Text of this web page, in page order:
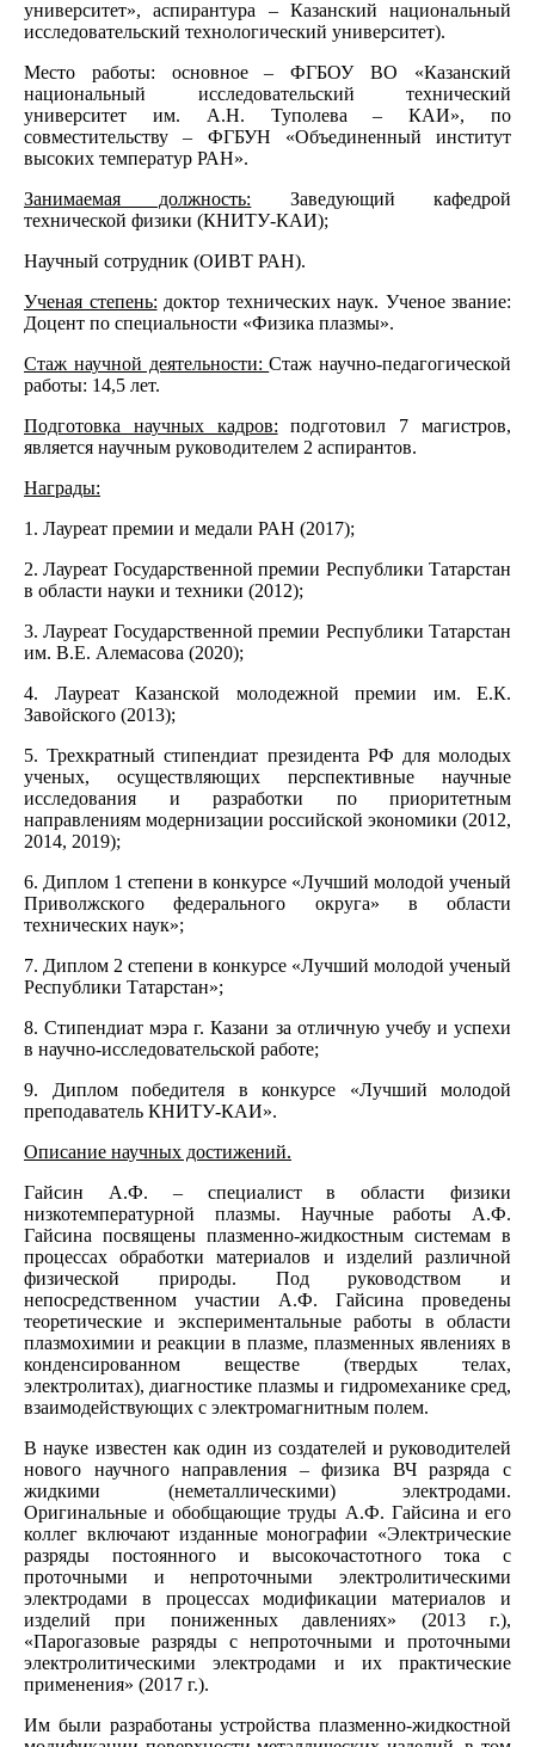
университет», аспирантура – Казанский национальный
исследовательский технологический университет).
Место работы: основное – ФГБОУ ВО «Казанский
национальный исследовательский технический
университет им. А.Н. Туполева – КАИ», по
совместительству – ФГБУН «Объединенный институт
высоких температур РАН».
Занимаемая должность: Заведующий кафедрой
технической физики (КНИТУ-КАИ);
Научный сотрудник (ОИВТ РАН).
Ученая степень: доктор технических наук. Ученое звание:
Доцент по специальности «Физика плазмы».
Стаж научной деятельности:Стаж научно-педагогической
работы: 14,5 лет.
Подготовка научных кадров: подготовил 7 магистров,
является научным руководителем 2 аспирантов.
Награды:
1. Лауреат премии и медали РАН (2017);
2. Лауреат Государственной премии Республики Татарстан
в области науки и техники (2012);
3. Лауреат Государственной премии Республики Татарстан
им. В.Е. Алемасова (2020);
4. Лауреат Казанской молодежной премии им. Е.К.
Завойского (2013);
5. Трехкратный стипендиат президента РФ для молодых
ученых, осуществляющих перспективные научные
исследования и разработки по приоритетным
направлениям модернизации российской экономики (2012,
2014, 2019);
6. Диплом 1 степени в конкурсе «Лучший молодой ученый
Приволжского федерального округа» в области
технических наук»;
7. Диплом 2 степени в конкурсе «Лучший молодой ученый
Республики Татарстан»;
8. Стипендиат мэра г. Казани за отличную учебу и успехи
в научно-исследовательской работе;
9. Диплом победителя в конкурсе «Лучший молодой
преподаватель КНИТУ-КАИ».
Описание научных достижений.
Гайсин А.Ф. – специалист в области физики
низкотемпературной плазмы. Научные работы А.Ф.
Гайсина посвящены плазменно-жидкостным системам в
процессах обработки материалов и изделий различной
физической природы. Под руководством и
непосредственном участии А.Ф. Гайсина проведены
теоретические и экспериментальные работы в области
плазмохимии и реакции в плазме, плазменных явлениях в
конденсированном веществе (твердых телах,
электролитах), диагностике плазмы и гидромеханике сред,
взаимодействующих с электромагнитным полем.
В науке известен как один из создателей и руководителей
нового научного направления – физика ВЧ разряда с
жидкими (неметаллическими) электродами.
Оригинальные и обобщающие труды А.Ф. Гайсина и его
коллег включают изданные монографии «Электрические
разряды постоянного и высокочастотного тока с
проточными и непроточными электролитическими
электродами в процессах модификации материалов и
изделий при пониженных давлениях» (2013 г.),
«Парогазовые разряды с непроточными и проточными
электролитическими электродами и их практические
применения» (2017 г.).
Им были разработаны устройства плазменно-жидкостной